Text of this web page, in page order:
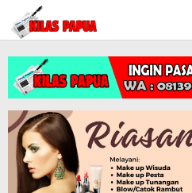
Lewati
konten